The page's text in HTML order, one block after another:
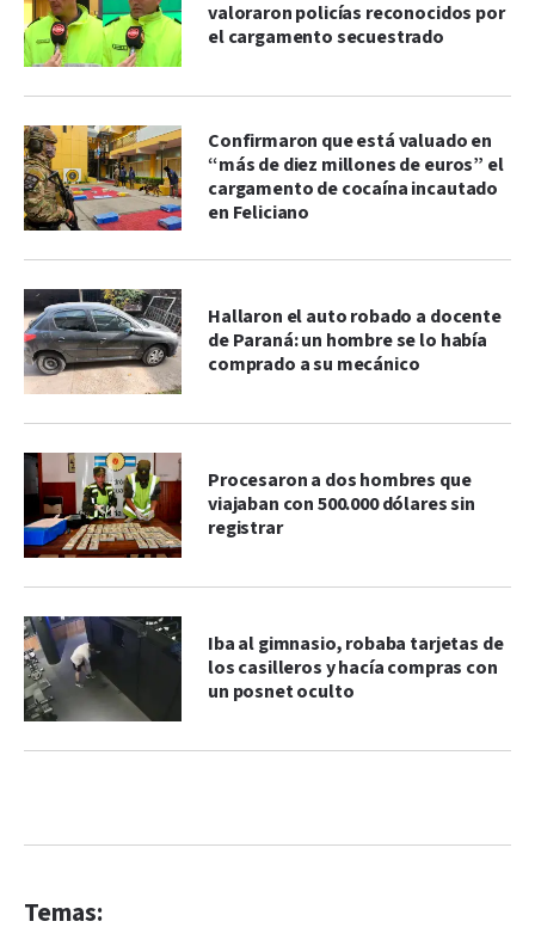
valoraron policías reconocidos por
el cargamento secuestrado
Confirmaron que está valuado en
“más de diez millones de euros” el
cargamento de cocaína incautado
en Feliciano
Hallaron el auto robado a docente
de Paraná: un hombre se lo había
comprado a su mecánico
Procesaron a dos hombres que
viajaban con 500.000 dólares sin
registrar
Iba al gimnasio, robaba tarjetas de
los casilleros y hacía compras con
un posnet oculto
Temas: